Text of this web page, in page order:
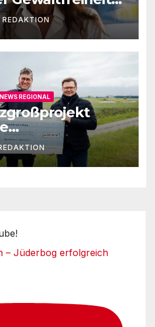
REDAKTION
NEWS REGIONAL
– Jüderbog erfolgreich